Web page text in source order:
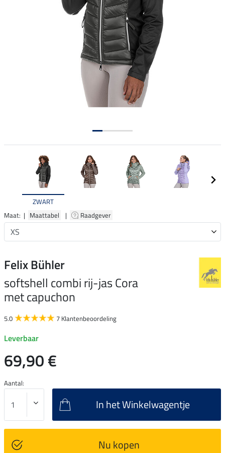
ZWART
Maat: | Maattabel | Raadgever
Felix Bühler
softshell combi rij-jas Cora
met capuchon
5.0 7 Klantenbeoordeling
Leverbaar
69,90 €
Aantal:
In het Winkelwagentje
Nu kopen